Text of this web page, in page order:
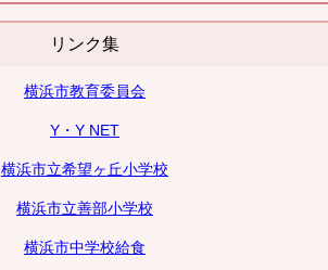
リンク集
横浜市教育委員会
Y・Y NET
横浜市立希望ヶ丘小学校
横浜市立善部小学校
横浜市中学校給食